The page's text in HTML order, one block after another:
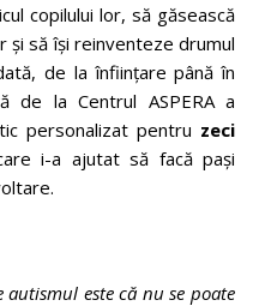
copilului lor, să găsească
să își reinventeze drumul
de la înființare până în
de la Centrul ASPERA a
personalizat pentru zeci
i-a ajutat să facă pași
este că nu se poate